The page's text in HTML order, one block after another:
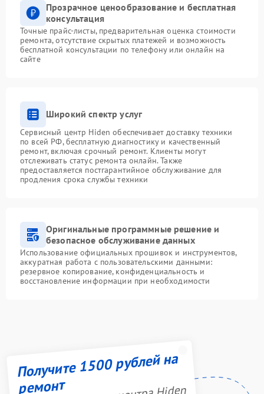
Прозрачное ценообразование и бесплатная
консультация
Точные прайс-листы, предварительная оценка стоимости
ремонта, отсутствие скрытых платежей и возможность
бесплатной консультации по телефону или онлайн на
сайте
Широкий спектр услуг
Сервисный центр Hiden обеспечивает доставку техники
по всей РФ, бесплатную диагностику и качественный
ремонт, включая срочный ремонт. Клиенты могут
отслеживать статус ремонта онлайн. Также
предоставляется постгарантийное обслуживание для
продления срока службы техники
Оригинальные программные решение и
безопасное обслуживание данных
Использование официальных прошивок и инструментов,
аккуратная работа с пользовательскими данными:
резервное копирование, конфиденциальность и
восстановление информации при необходимости
Получите 1500 рублей на
ремонт